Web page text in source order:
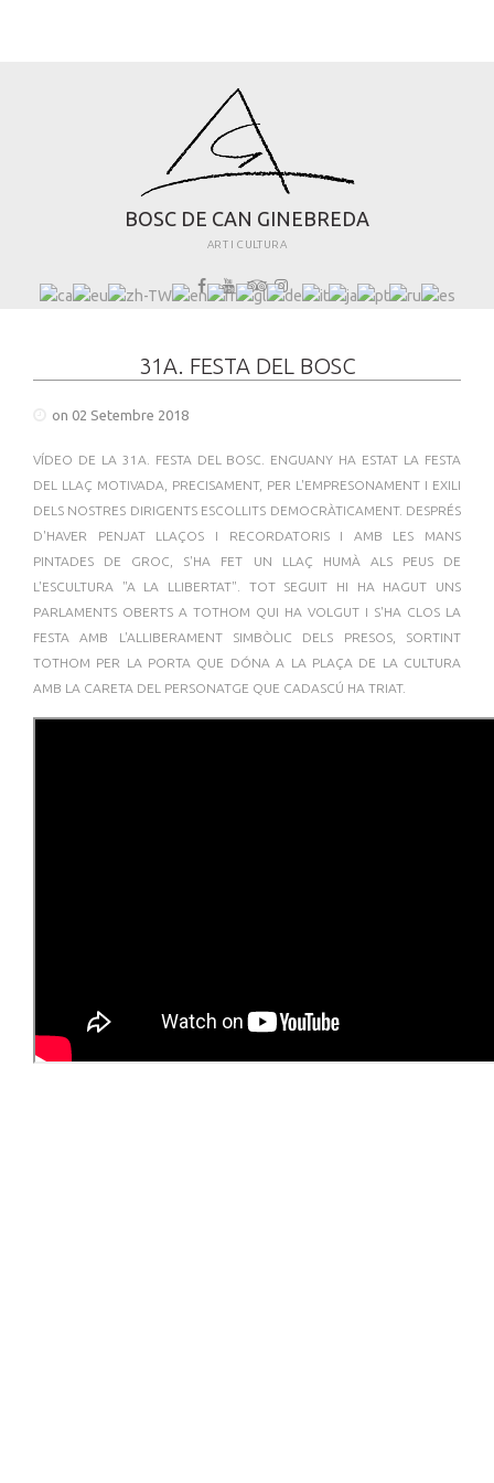
BOSC DE CAN GIN EBREDA
ART I CULTURA
31A. FESTA DEL BOSC
on 02 Setembre 2018
VÍDEO DE LA 31A. FESTA DEL BOSC. ENGUANY HA ESTAT LA FESTA
DEL LLAÇ MOTIVADA, PRECISAMENT, PER L'EMPRESONAMENT I EXILI
DELS NOSTRES DIRIGENTS ESCOLLITS DEMOCRÀTICAMENT. DESPRÉS
D'HAVER PENJAT LLAÇOS I RECORDATORIS I AMB LES MANS
PINTADES DE GROC, S'HA FET UN LLAÇ HUMÀ ALS PEUS DE
L'ESCULTURA "A LA LLIBERTAT". TOT SEGUIT HI HA HAGUT UNS
PARLAMENTS OBERTS A TOTHOM QUI HA VOLGUT I S'HA CLOS LA
FESTA AMB L'ALLIBERAMENT SIMBÒLIC DELS PRESOS, SORTINT
TOTHOM PER LA PORTA QUE DÓNA A LA PLAÇA DE LA CULTURA
AMB LA CARETA DEL PERSONATGE QUE CADASCÚ HA TRIAT.